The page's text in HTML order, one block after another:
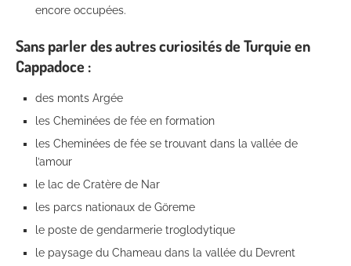
encore occupées.
Sans parler des autres curiosités de Turquie en
Cappadoce :
des monts Argée
les Cheminées de fée en formation
les Cheminées de fée se trouvant dans la vallée de
l’amour
le lac de Cratère de Nar
les parcs nationaux de Göreme
le poste de gendarmerie troglodytique
le paysage du Chameau dans la vallée du Devrent